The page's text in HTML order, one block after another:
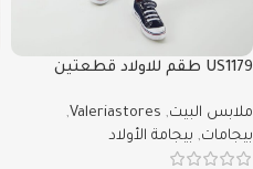
US1179 طقم للاولاد قطعتين
لون كحلي
ملابس البيت,
Valeriastores
,
بيجامات, بيجامة الأولاد